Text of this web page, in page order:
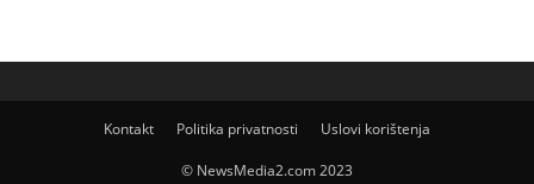
Kontakt Politika privatnosti Uslovi korištenja
© NewsMedia2.com 2023